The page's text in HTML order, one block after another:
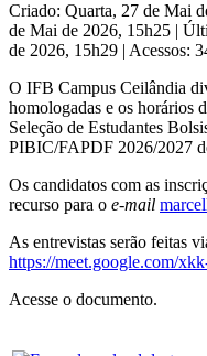
Criado: Quarta, 27 de Mai
de Mai de 2026, 15h25 |
de 2026, 15h29 | Acessos:
O IFB Campus Ceilândia
homologadas e os horários
Seleção de Estudantes
PIBIC/FAPDF 2026/2027
Os candidatos com as
recurso para o e-mail
As entrevistas serão feitas
https://meet.google.com/
Acesse o documento.